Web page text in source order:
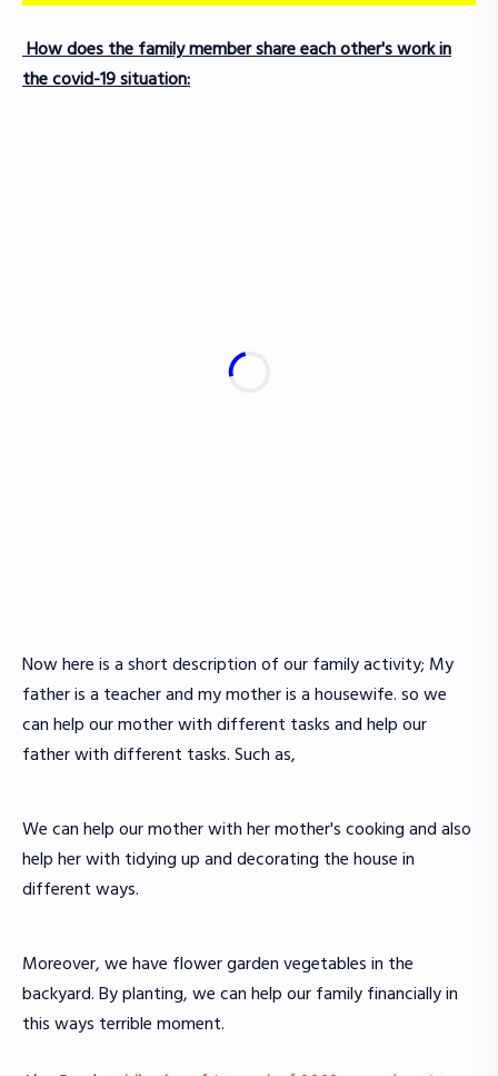
How does the family member share each other's work in
the covid-19 situation:
Now here is a short description of our family activity; My
father is a teacher and my mother is a housewife. so we
can help our mother with different tasks and help our
father with different tasks. Such as,
We can help our mother with her mother's cooking and also
help her with tidying up and decorating the house in
different ways.
Moreover, we have flower garden vegetables in the
backyard. By planting, we can help our family financially in
this ways terrible moment.